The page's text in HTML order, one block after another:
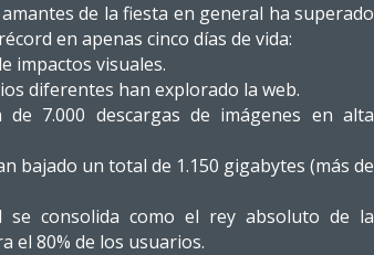
de la fiesta en general ha superado
en apenas cinco días de vida:
impactos visuales.
diferentes han explorado la web.
de 7.000 descargas de imágenes en alta
bajado un total de 1.150 gigabytes (más de
se consolida como el rey absoluto de la
el 80% de los usuarios.